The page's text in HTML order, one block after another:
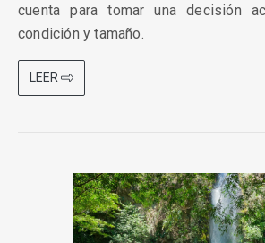
cuenta para tomar una decisión
condición y tamaño.
LEER